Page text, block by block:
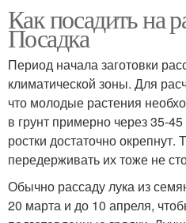
Как посадить на
Посадка
Период начала заготовки
климатической зоны. Для
что молодые растения
в грунт примерно через 35-
ростки достаточно окрепнут.
передерживать их тоже не
Обычно рассаду лука из
20 марта и до 10 апреля,